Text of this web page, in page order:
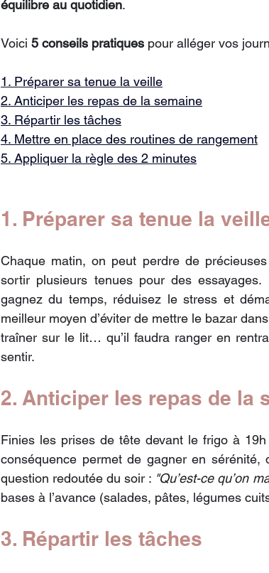
équilibre au quotidien.
Voici 5 conseils pratiques pour alléger vos
1. Préparer sa tenue la veille
2. Anticiper les repas de la semaine
3. Répartir les tâches
4. Mettre en place des routines de rangement
5. Appliquer la règle des 2 minutes
1. Préparer sa tenue la
Chaque matin, on peut perdre de
sortir plusieurs tenues pour des
gagnez du temps, réduisez le stress et
meilleur moyen d’éviter de mettre le bazar
traîner sur le lit… qu’il faudra ranger en
sentir.
2. Anticiper les repas de la
Finies les prises de tête devant le frigo à
conséquence permet de gagner en sérénité,
question redoutée du soir : "Qu’est-ce qu’on
bases à l’avance (salades, pâtes, légumes
3. Répartir les tâches